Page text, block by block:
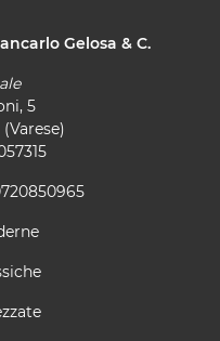
Gelosa & C.
5